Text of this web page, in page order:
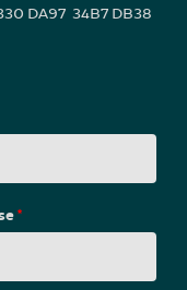
DA97 34B7 DB38
*